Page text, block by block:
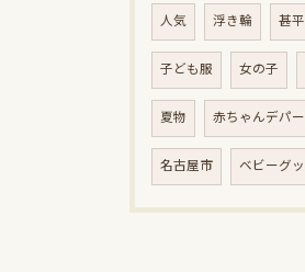
人気 浮き輪 甚平
子ども服 女の子
夏物 赤ちゃんデパ
名古屋市 ベビーグ